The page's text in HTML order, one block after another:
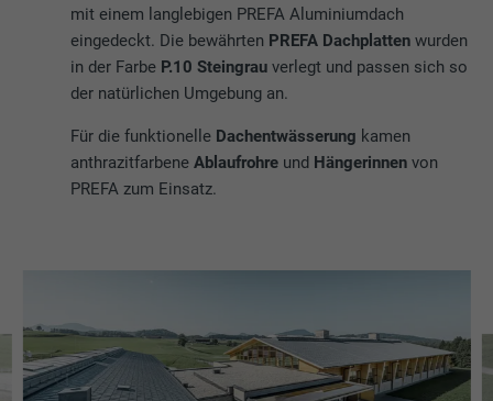
mit einem langlebigen PREFA Aluminiumdach
eingedeckt. Die bewährten PREFA Dachplatten wurden
in der Farbe P.10 Steingrau verlegt und passen sich so
der natürlichen Umgebung an.
Für die funktionelle Dachentwässerung kamen
anthrazitfarbeneAblaufrohre und Hängerinnenvon
PREFA zum Einsatz.